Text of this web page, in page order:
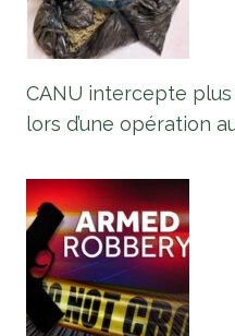
CANU intercepte
lors d’une opération